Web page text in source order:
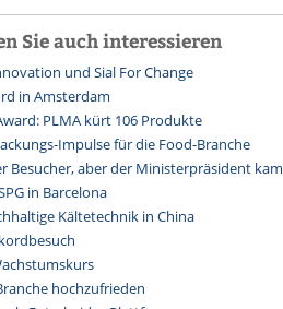
Sie auch interessieren
und Sial For Change
in Amsterdam
PLMA kürt 106 Produkte
Impulse für die Food-Branche
Besucher, aber der Ministerpräsident kam
in Barcelona
Kältetechnik in China
hochzufrieden